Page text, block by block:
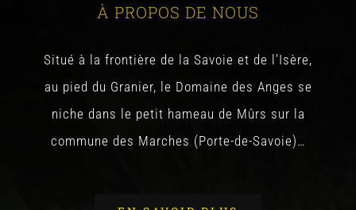
À PROPOS DE NOUS
Situé à la frontière de la Savoie et de l’Isère,
au pied du Granier, le Domaine des Anges se
niche dans le petit hameau de Mûrs sur la
commune des Marches (Porte-de-Savoie)…